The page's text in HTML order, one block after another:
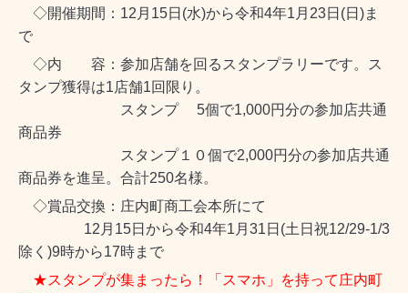
◇開催期間：12月15日(水)から令和4年1月23日(日)ま
で
◇内 容：参加店舗を回るスタンプラリーです。ス
タンプ獲得は1店舗1回限り。
スタンプ 5個で1,000円分の参加店共通
商品券
スタンプ１０個で2,000円分の参加店共通
商品券を進呈。合計250名様。
◇賞品交換：庄内町商工会本所にて
12月15日から令和4年1月31日(土日祝12/29-1/3
除く)9時から17時まで
★スタンプが集まったら！「スマホ」を持って庄内町